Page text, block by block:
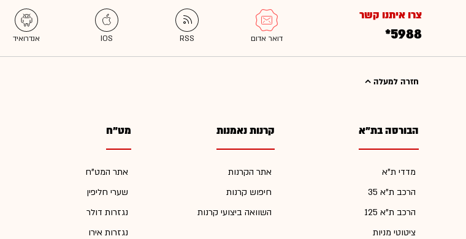
צרו איתנו קשר
*5988
חזרה למעלה
הבורסה בת"א
מדדי ת"א
הרכב ת"א 35
הרכב ת"א 125
ציטוטי מניות
קרנות נאמנות
אתר הקרנות
חיפוש קרנות
השוואה ביצועי קרנות
מט"ח
אתר המט"ח
שערי חליפין
נגזרות דולר
נגזרות אירו